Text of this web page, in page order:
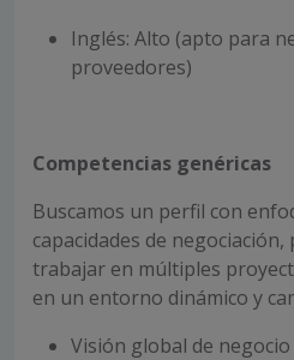
Inglés: Alto (apto para
proveedores)
Competencias genéricas
Buscamos un perfil con
capacidades de
trabajar en múltiples
en un entorno dinámico y
Visión global de negocio